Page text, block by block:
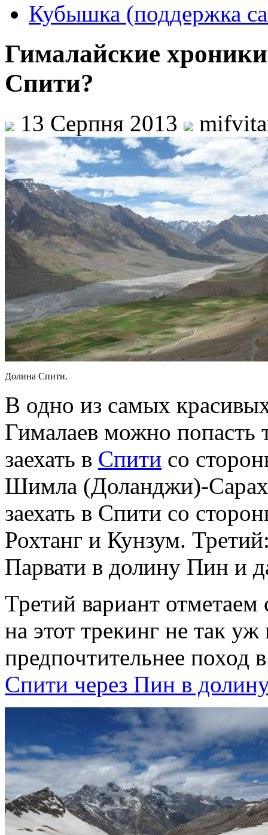
Кубышка (поддержка
Гималайские
Спити?
13 Серпня 2013
Долина Спити.
В одно из самых
Гималаев можно
заехать в Спити со
Шимла (Доланджи)-
заехать в Спити со
Рохтанг и Кунзум.
Парвати в долину Пин и
Третий вариант
на этот трекинг не так
предпочтительнее поход
Спити через Пин в